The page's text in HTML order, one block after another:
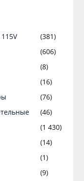
(381)
(606)
(8)
(16)
(76)
(46)
(1 430)
(14)
(1)
(9)